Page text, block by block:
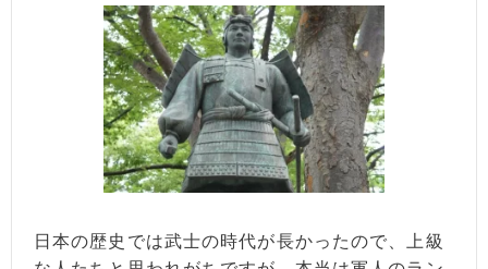
日本の歴史では武士の時代が長かったので、上級